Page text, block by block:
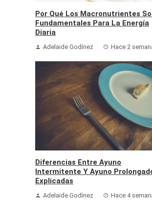
Por Qué Los Macronutrientes
Fundamentales Para La Energía
Diaria
Adelaide Godínez Hace 2
Diferencias Entre Ayuno
Intermitente Y Ayuno
Explicadas
Adelaide Godínez Hace 4